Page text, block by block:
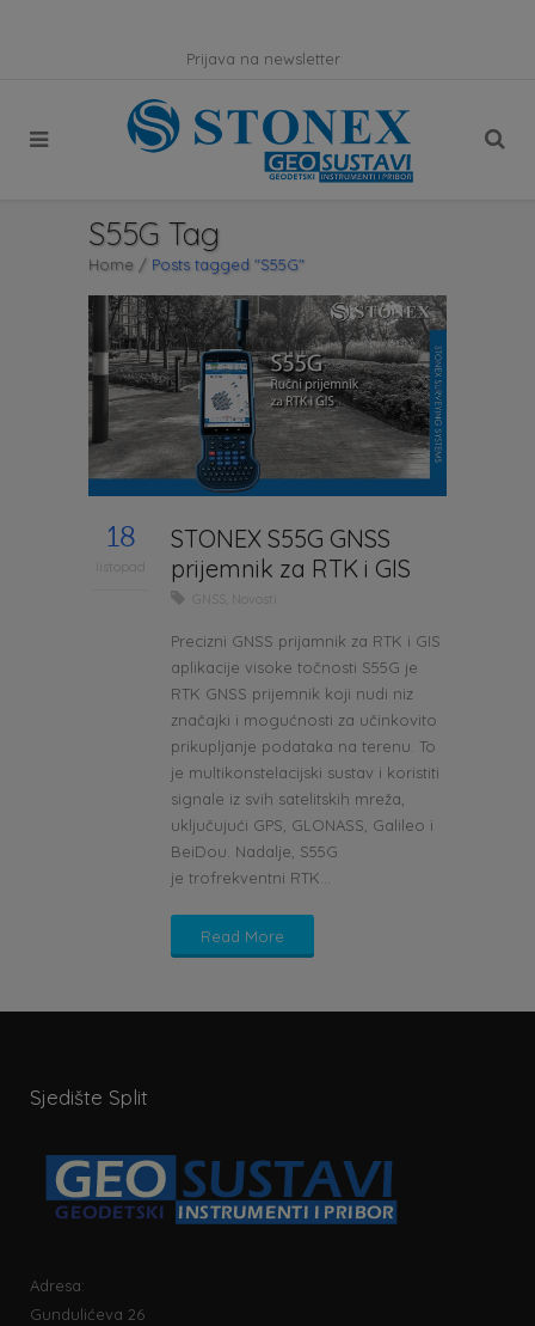
Prijava na newsletter
S55G Tag
Home / Posts tagged "S55G"
18
listopad
STONEX S55G GNSS
prijemnik za RTK i GIS
Novosti
Precizni GNSS prijamnik za RTK i GIS
aplikacije visoke točnosti S55G je
RTK GNSS prijemnik koji nudi niz
značajki i mogućnosti za učinkovito
prikupljanje podataka na terenu. To
je multikonstelacijski sustav i koristiti
signale iz svih satelitskih mreža,
uključujući GPS, GLONASS, Galileo i
BeiDou. Nadalje, S55G
je trofrekventni RTK...
Read More
Sjedište Split
Adresa:
Gundulićeva 26